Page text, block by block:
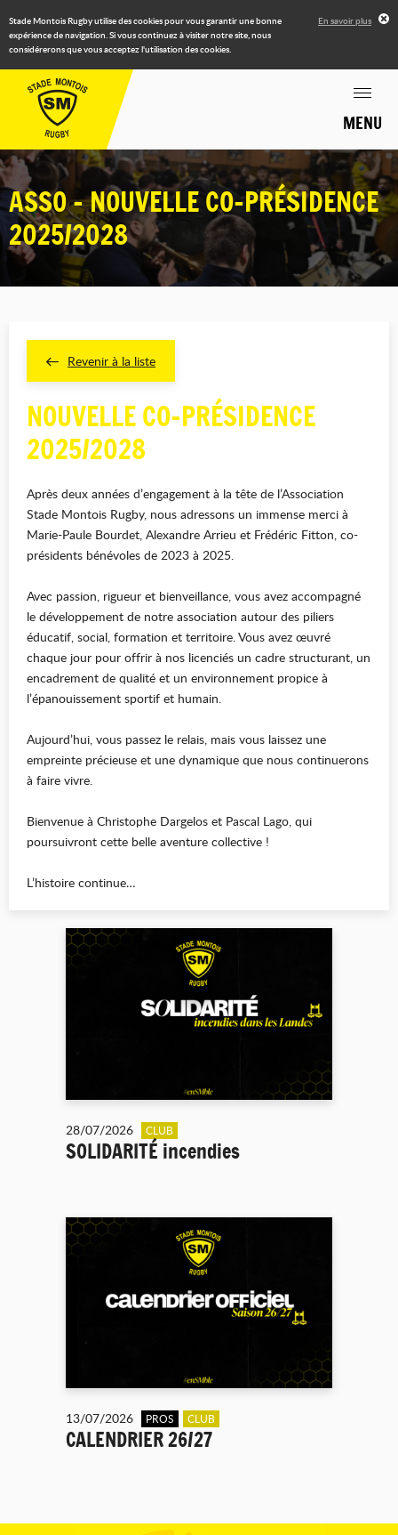
Stade Montois Rugby utilise des cookies pour vous garantir une bonne
expérience de navigation. Si vous continuez à visiter notre site, nous
considérerons que vous acceptez l'utilisation des cookies.
En savoir plus
MENU
ASSO - NOUVELLE CO-PRÉSIDENCE
2025/2028
Revenir à la liste
NOUVELLE CO-PRÉSIDENCE
2025/2028
Après deux années d’engagement à la tête de l’Association
Stade Montois Rugby, nous adressons un immense merci à
Marie-Paule Bourdet, Alexandre Arrieu et Frédéric Fitton, co-
présidents bénévoles de 2023 à 2025.
Avec passion, rigueur et bienveillance, vous avez accompagné
le développement de notre association autour des piliers
éducatif, social, formation et territoire. Vous avez œuvré
chaque jour pour offrir à nos licenciés un cadre structurant, un
encadrement de qualité et un environnement propice à
l’épanouissement sportif et humain.
Aujourd’hui, vous passez le relais, mais vous laissez une
empreinte précieuse et une dynamique que nous continuerons
à faire vivre.
Bienvenue à Christophe Dargelos et Pascal Lago, qui
poursuivront cette belle aventure collective !
L’histoire continue…
28/07/2026 CLUB
SOLIDARITÉ incendies
13/07/2026 PROS CLUB
CALENDRIER 26/27